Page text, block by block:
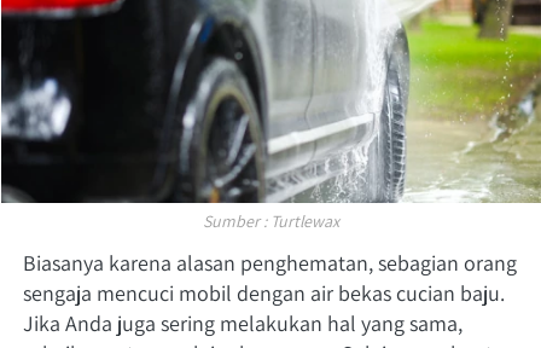
Sumber : Turtlewax
Biasanya karena alasan penghematan, sebagian orang
sengaja mencuci mobil dengan air bekas cucian baju.
Jika Anda juga sering melakukan hal yang sama,